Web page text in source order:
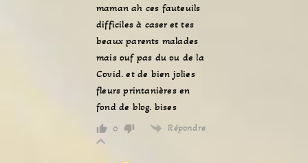
maman ah ces fauteuils
difficiles à caser et tes
beaux parents malades
mais ouf pas du ou de la
Covid. et de bien jolies
fleurs printanières en
fond de blog. bises
0 Répondre